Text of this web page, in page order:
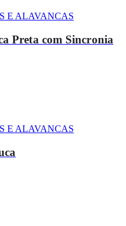
E ALAVANCAS
Preta com Sincronia
E ALAVANCAS